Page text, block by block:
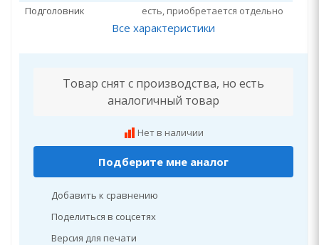
Подголовник
есть, приобретается отдельно
Все характеристики
Товар снят с производства, но есть
аналогичный товар
Нет в наличии
Подберите мне аналог
Добавить к сравнению
Поделиться в соцсетях
Версия для печати